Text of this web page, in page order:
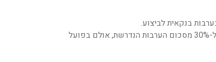
בנקאית לביצוע.
בשל השגיאה בהבנת סוג הערבות הבנקאית הנדרשת, סבר הקבלן בטעות כי יידרש להפקיד בבנק ביטחונות כספיים בגובה השווה ל-30% מסכום הערבות הנדרשת, אולם בפועל